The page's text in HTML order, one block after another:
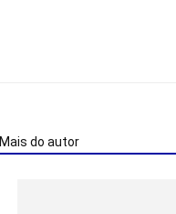
Mais do autor